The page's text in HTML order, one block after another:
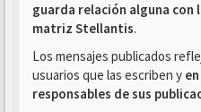
guarda relación alguna con
matriz Stellantis.
Los mensajes publicados
usuarios que las escriben y
responsables de sus